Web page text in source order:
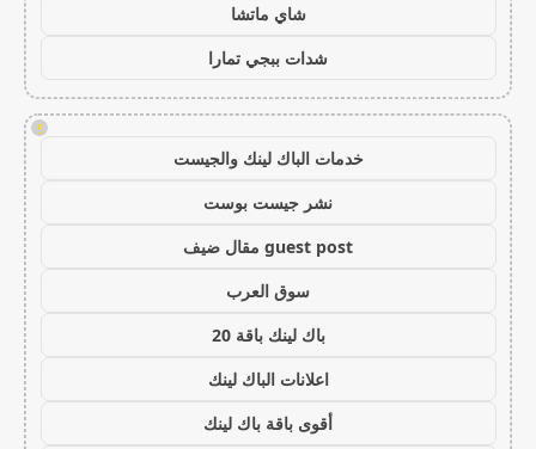
شاي ماتشا
شدات ببجي تمارا
!
خدمات الباك لينك والجيست
نشر جيست بوست
guest post مقال ضيف
سوق العرب
باك لينك باقة 20
اعلانات الباك لينك
أقوى باقة باك لينك